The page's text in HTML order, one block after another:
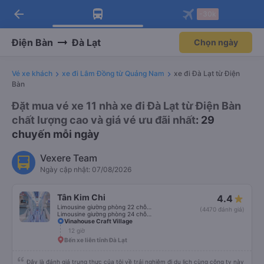
Tải app Vexere ngay!
Nhận ưu đãi thành viên độc
Mở app
Tải app Vexere
-30k/ghế khi đặt vé máy bay qua
Mở app
arrow_back
Điện Bàn Đà Lạt Chọn ngày
Vé xe khách xe đi Lâm Đồng từ Quảng Nam
xe đi Đà Lạt từ Điện
Bàn
Đặt mua vé xe 11 nhà xe đi Đà Lạt từ Điện Bàn
chất lượng cao và giá vé ưu đãi nhất: 29
chuyến mỗi ngày
Vexere Team
Ngày cập nhật: 07/08/2026
Tân Kim Chi 4.4
(4470 đánh giá)
Vinahouse Craft Village
12 giờ
Bến xe liên tỉnh Đà Lạt
Đây là đánh giá trung thực của tôi về trải nghiệm đi du lịch cùng công ty này